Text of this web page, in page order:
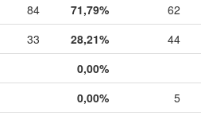
84 71,79%
62
33 28,21%
44
0,00%
0,00% 5